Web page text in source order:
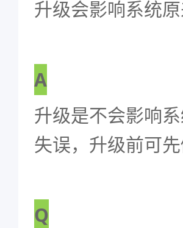
升级会影响系统
A
升级是不会影响
失误，升级前可
Q